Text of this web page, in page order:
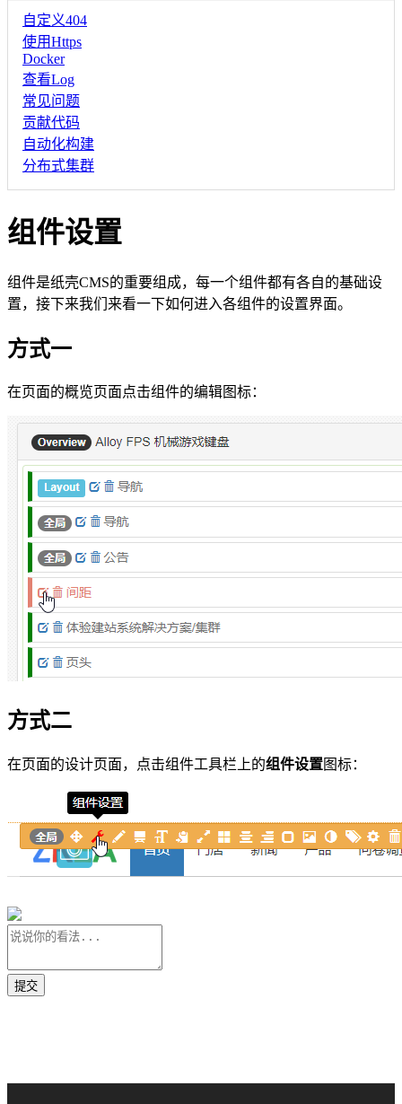
自定义404
使用Https
Docker
查看Log
常见问题
贡献代码
自动化构建
分布式集群
组件设置
组件是纸壳CMS的重要组成，每一个组件都有各自的基础设
置，接下来我们来看一下如何进入各组件的设置界面。
方式一
在页面的概览页面点击组件的编辑图标：
方式二
在页面的设计页面，点击组件工具栏上的组件设置图标：